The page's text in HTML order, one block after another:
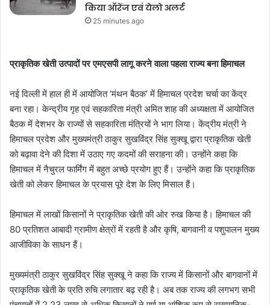
किया ऑरेंज एवं येलो अलर्ट
25 minutes ago
प्राकृतिक खेती उत्पादों पर एमएसपी लागू करने वाला पहला राज्य बना हिमाचल
नई दिल्ली में हाल ही में आयोजित ‘मंथन बैठक’ में हिमाचल प्रदेश चर्चा का केंद्र
बना रहा। केन्द्रीय गृह एवं सहकारिता मंत्री अमित शाह की अध्यक्षता में आयोजित
बैठक में देशभर के राज्यों से सहकारिता मंत्रियों ने भाग लिया। केंद्रीय मंत्री ने
हिमाचल प्रदेश और मुख्यमंत्री ठाकुर सुखविंद्र सिंह सुक्खू द्वारा प्राकृतिक खेती
को बढ़ावा देने की दिशा में उठाए गए कदमों की सराहना की। उन्होंने कहा कि
हिमाचल में नैचुरल फार्मिंग में बहुत अच्छे प्रयोग हुए हैं। उन्होंने कहा कि प्राकृतिक
खेती को लेकर हिमाचल के प्रयास पूरे देश के लिए मिसाल हैं।
हिमाचल में लाखों किसानों ने प्राकृतिक खेती की ओर रुख किया है। हिमाचल की
80 प्रतिशत आबादी ग्रामीण क्षेत्रों में रहती है और कृषि, बागवानी व पशुपालन मुख्य
आजीविका के साधन हैं।
मुख्यमंत्री ठाकुर सुखविंद्र सिंह सुक्खू ने कहा कि राज्य में किसानों और बागवानों में
प्राकृतिक खेती के प्रति रुचि लगातार बढ़ रही है। अब तक राज्य की लगभग सभी